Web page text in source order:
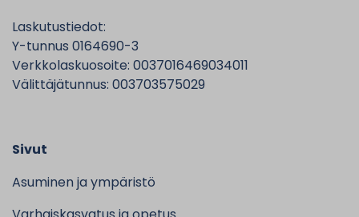
Laskutustiedot:
Y-tunnus 0164690-3
Verkkolaskuosoite: 0037016469034011
Välittäjätunnus: 003703575029
Sivut
Asuminen ja ympäristö